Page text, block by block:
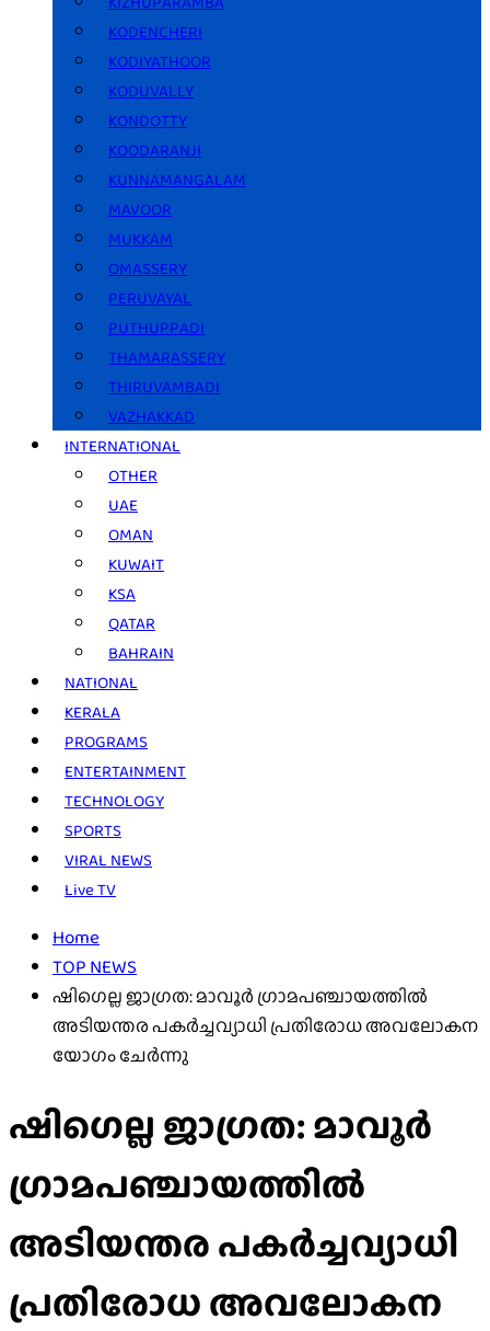
KODENCHERI
KODIYATHOOR
KODUVALLY
KONDOTTY
KOODARANJI
KUNNAMANGALAM
MAVOOR
MUKKAM
OMASSERY
PERUVAYAL
PUTHUPPADI
THAMARASSERY
THIRUVAMBADI
VAZHAKKAD
INTERNATIONAL
OTHER
UAE
OMAN
KUWAIT
KSA
QATAR
BAHRAIN
NATIONAL
KERALA
PROGRAMS
ENTERTAINMENT
TECHNOLOGY
SPORTS
VIRAL NEWS
Live TV
Home
TOP NEWS
ഷിഗെല്ല ജാഗ്രത: മാവൂർ ഗ്രാമപഞ്ചായത്തിൽ
അടിയന്തര പകർച്ചവ്യാധി പ്രതിരോധ അവലോകന
യോഗം ചേർന്നു
ഷിഗെല്ല ജാഗ്രത: മാവൂർ
ഗ്രാമപഞ്ചായത്തിൽ
അടിയന്തര പകർച്ചവ്യാധി
പ്രതിരോധ അവലോകന